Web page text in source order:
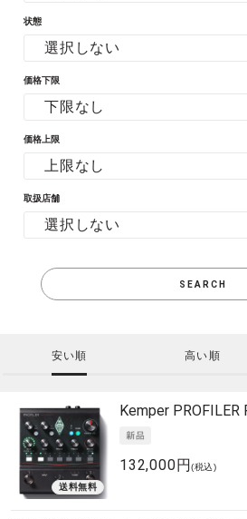
状態
価格下限
価格上限
取扱店舗
SEARCH
安い順 高い順
Kemper PROFILER
132,000円(税込)